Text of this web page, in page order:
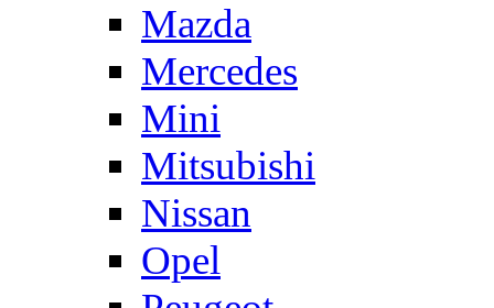
Mazda
Mercedes
Mini
Mitsubishi
Nissan
Opel